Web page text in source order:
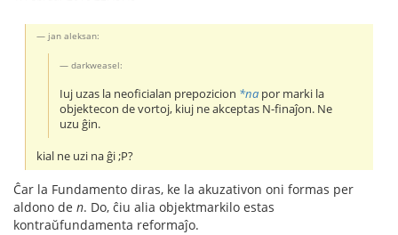
jan aleksan:
darkweasel:
Iuj uzas la neoficialan prepozicion *na por marki la
objektecon de vortoj, kiuj ne akceptas N-finaĵon. Ne
uzu ĝin.
kial ne uzi na ĝi ;P?
Ĉar la Fundamento diras, ke la akuzativon oni formas per
aldono de n. Do, ĉiu alia objektmarkilo estas
kontraŭfundamenta reformaĵo.